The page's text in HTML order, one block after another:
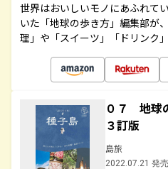
世界はおいしいモノにあふれ
いた「地球の歩き方」編集部が
理」や「スイーツ」「ドリンク
０７ 地
３訂版
島旅
2022.07.21 発売